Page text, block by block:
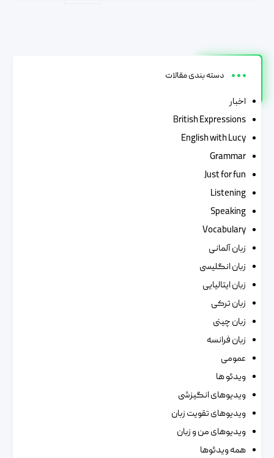
دسته بندی مقالات
اخبار
British Expressions
English with Lucy
Grammar
Just for fun
Listening
Speaking
Vocabulary
زبان آلمانی
زبان انگلیسی
زبان ایتالیایی
زبان ترکی
زبان چینی
زبان فرانسه
عمومی
ویدئو ها
ویدیوهای انگیزشی
ویدیوهای تقویت زبان
ویدیوهای من و زبان
همه ویدئوها